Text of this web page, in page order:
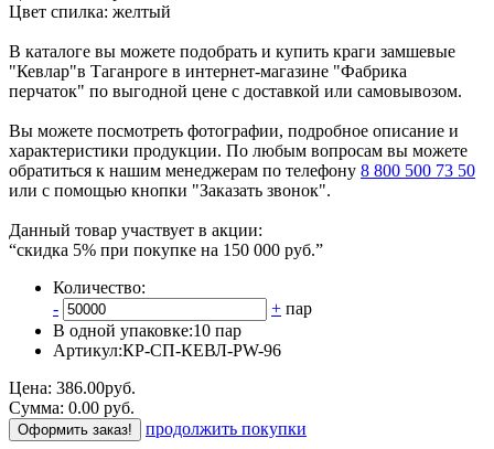
Цвет спилка: желтый
В каталоге вы можете подобрать и купить краги замшевые
"Кевлар"в Таганроге в интернет-магазине "Фабрика
перчаток" по выгодной цене с доставкой или самовывозом.
Вы можете посмотреть фотографии, подробное описание и
характеристики продукции. По любым вопросам вы можете
обратиться к нашим менеджерам по телефону 8 800 500 73 50
или с помощью кнопки "Заказать звонок".
Данный товар участвует в акции:
“скидка 5% при покупке на 150 000 руб.”
Количество:
-
+ пар
В одной упаковке:10 пар
Артикул:КР-СП-КЕВЛ-PW-96
Цена: 386.00руб.
Сумма: 0.00 руб.
Оформить заказ! продолжить покупки